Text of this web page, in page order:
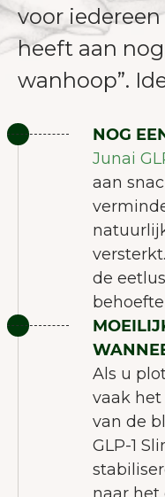
voor
heeft aan
wanhoop”.
NOG
Junai
aan
de
Als u
vaak
van de
GLP-1
naar het